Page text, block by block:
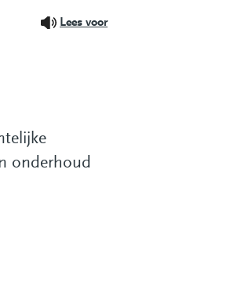
Lees voor
onderhoud